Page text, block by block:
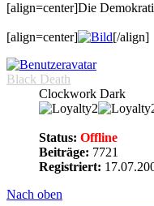
[align=center]Die
[align=center] [/align]
Black Death
Clockwork Dark
Status: Offline
Beiträge: 7721
Registriert:
Nach oben